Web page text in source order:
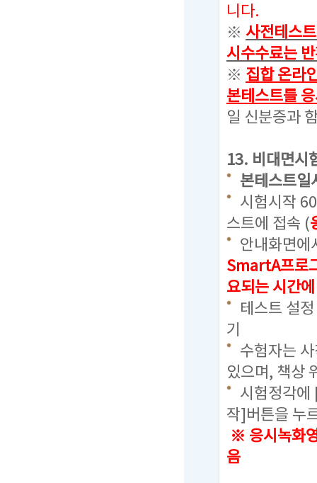
니다.
※ 사전테스
시수수료는
※ 집합 온라
본테스트를
일 신분증과
13. 비대면시
본테스트일
시험시작
스트에 접속 (
안내화면에
SmartA프로
요되는 시간
테스트 설
기
수험자는
있으며, 책상
시험정각에
작]버튼을 누
※ 응시녹화
음